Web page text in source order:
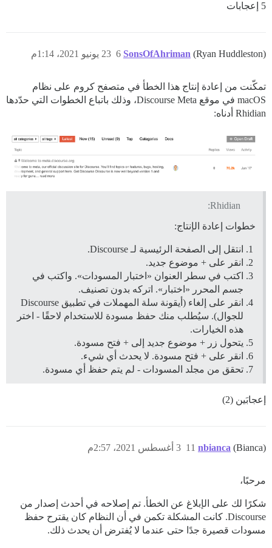
5 إعجابات
SonsOfAhriman (Ryan Huddleston) 23 يونيو 2021، 1:14م 6
تمكّنت من إعادة إنتاج هذا الخطأ في متصفح كروم على نظام
macOS في موقع Discourse Meta، وذلك باتباع الخطوات التي حدّدها
Rhidian أدناه:
Rhidian:
خطوات إعادة الإنتاج:
انتقل إلى الصفحة الرئيسية لـ Discourse.
انقر على + موضوع جديد.
اكتب في سطر العنوان «اختبار المسودات». واكتب في
جسم المحرر «اختبار». اتركه بدون تصنيف.
انقر على إلغاء (أيقونة سلة المهملات في تطبيق Discourse
للجوال). سيُطلب منك حفظ مسودة للاستخدام لاحقًا - اختر
هذه الخيارات.
يتحول زر + موضوع جديد إلى + فتح مسودة.
انقر على + فتح مسودة. لا يحدث أي شيء.
تحقق من مجلد المسودات - لم يتم حفظ أي مسودة.
إعجابَين (2)
nbianca (Bianca) 3 أغسطس 2021، 2:57م 11
مرحبًا،
شكرًا لك على الإبلاغ عن الخطأ. تم إصلاحه في أحدث إصدار من
Discourse. كانت المشكلة تكمن في أن النظام كان يقترح حفظ
مسودات قصيرة جدًا حتى عندما لا يُفترض أن يحدث ذلك.